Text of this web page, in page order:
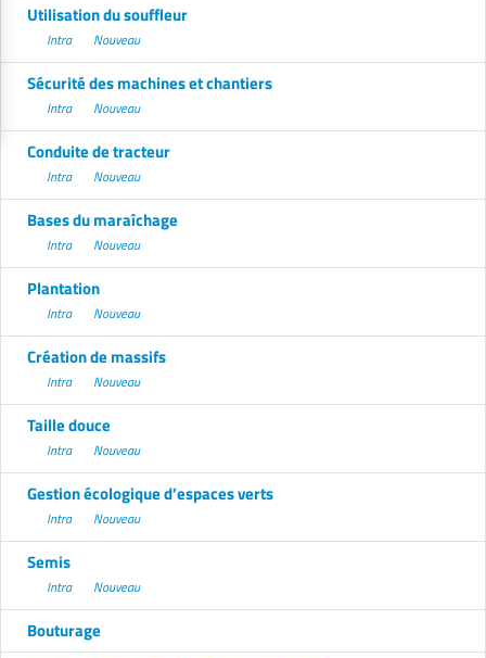
Utilisation du souffleur
Intra Nouveau
Sécurité des machines et chantiers
Intra Nouveau
Conduite de tracteur
Intra Nouveau
Bases du maraîchage
Intra Nouveau
Plantation
Intra Nouveau
Création de massifs
Intra Nouveau
Taille douce
Intra Nouveau
Gestion écologique d’espaces verts
Intra Nouveau
Semis
Intra Nouveau
Bouturage